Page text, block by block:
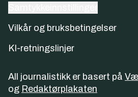
Vilkår og bruksbetingelser
KI-retningslinjer
All journalistikk er basert på
og Redaktørplakaten